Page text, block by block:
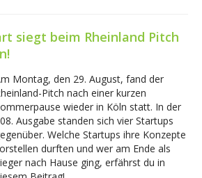
siegt beim Rheinland Pitch
Montag, den 29. August, fand der
Pitch nach einer kurzen
wieder in Köln statt. In der
Ausgabe standen sich vier Startups
Welche Startups ihre Konzepte
durften und wer am Ende als
nach Hause ging, erfährst du in